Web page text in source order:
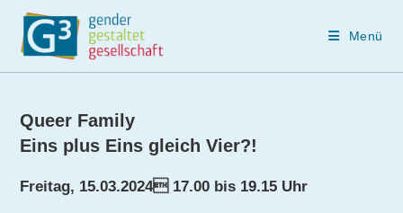
springen
Menü
Queer Family
Eins plus Eins gleich Vier?!
Freitag, 15.03.2024 17.00 bis 19.15 Uhr